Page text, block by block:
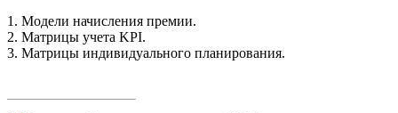
1. Модели начисления премии.
2. Матрицы учета KPI.
3. Матрицы индивидуального планирования.